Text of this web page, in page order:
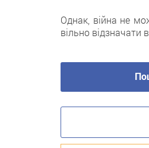
Однак, війна не
вільно відзначати